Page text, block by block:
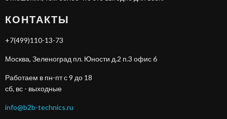
КОНТАКТЫ
+7(499)110-13-73
Москва, Зеленоград пл. Юности д.2 п.3 офис 6
Работаем в пн-пт с 9 до 18
сб, вс - выходные
info@b2b-technics.ru